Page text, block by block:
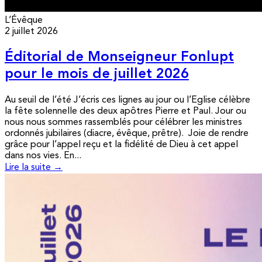
L’Évêque
2 juillet 2026
Éditorial de Monseigneur Fonlupt
pour le mois de juillet 2026
Au seuil de l’été J’écris ces lignes au jour ou l’Eglise célèbre
la fête solennelle des deux apôtres Pierre et Paul. Jour ou
nous nous sommes rassemblés pour célébrer les ministres
ordonnés jubilaires (diacre, évêque, prêtre). Joie de rendre
grâce pour l’appel reçu et la fidélité de Dieu à cet appel
dans nos vies. En...
Lire la suite →